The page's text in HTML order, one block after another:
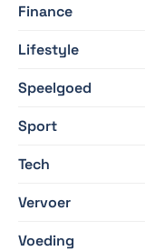
Finance
Lifestyle
Speelgoed
Sport
Tech
Vervoer
Voeding